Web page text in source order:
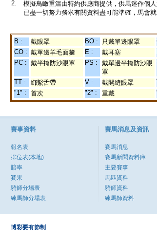
2.
模擬鳥瞰重溫由特約供應商提供，供馬迷作個
已盡一切努力務求有關資料盡可能準確，馬會
B : 戴眼罩 BO : 只戴單邊眼罩
CO : 戴單邊羊毛面箍 E : 戴耳塞
PC : 戴半掩防沙眼罩 PS :
戴單邊半掩防沙眼
罩
TT : 綁繫舌帶 V : 戴開縫眼罩
"1" :
首次 "2" : 重戴
賽事資料
報名表
排位表(本地)
賠率
賽果
騎師分場表
練馬師分場表
賽馬消息及資訊
賽馬消息
賽馬新聞資料庫
主要賽事
馬匹資料
騎師資料
練馬師資料
博彩要有節制